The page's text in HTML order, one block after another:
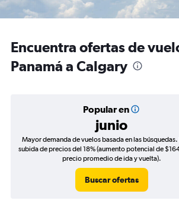
Encuentra ofertas de
Panamá a Calgary
Popular en
junio
Mayor demanda de vuelos basada en las
subida de precios del 18% (aumento potencial de
precio promedio de ida y vuelta).
Buscar ofertas